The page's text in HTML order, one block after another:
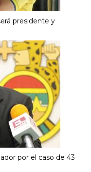
presidente y
por el caso de 43